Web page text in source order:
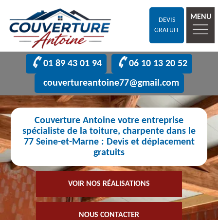
DEVIS
GRATUIT
MENU
01 89 43 01 94
06 10 13 20 52
couvertureantoine77@gmail.com
Couverture Antoine votre entreprise
spécialiste de la toiture, charpente dans le
77 Seine-et-Marne : Devis et déplacement
gratuits
VOIR NOS RÉALISATIONS
NOUS CONTACTER